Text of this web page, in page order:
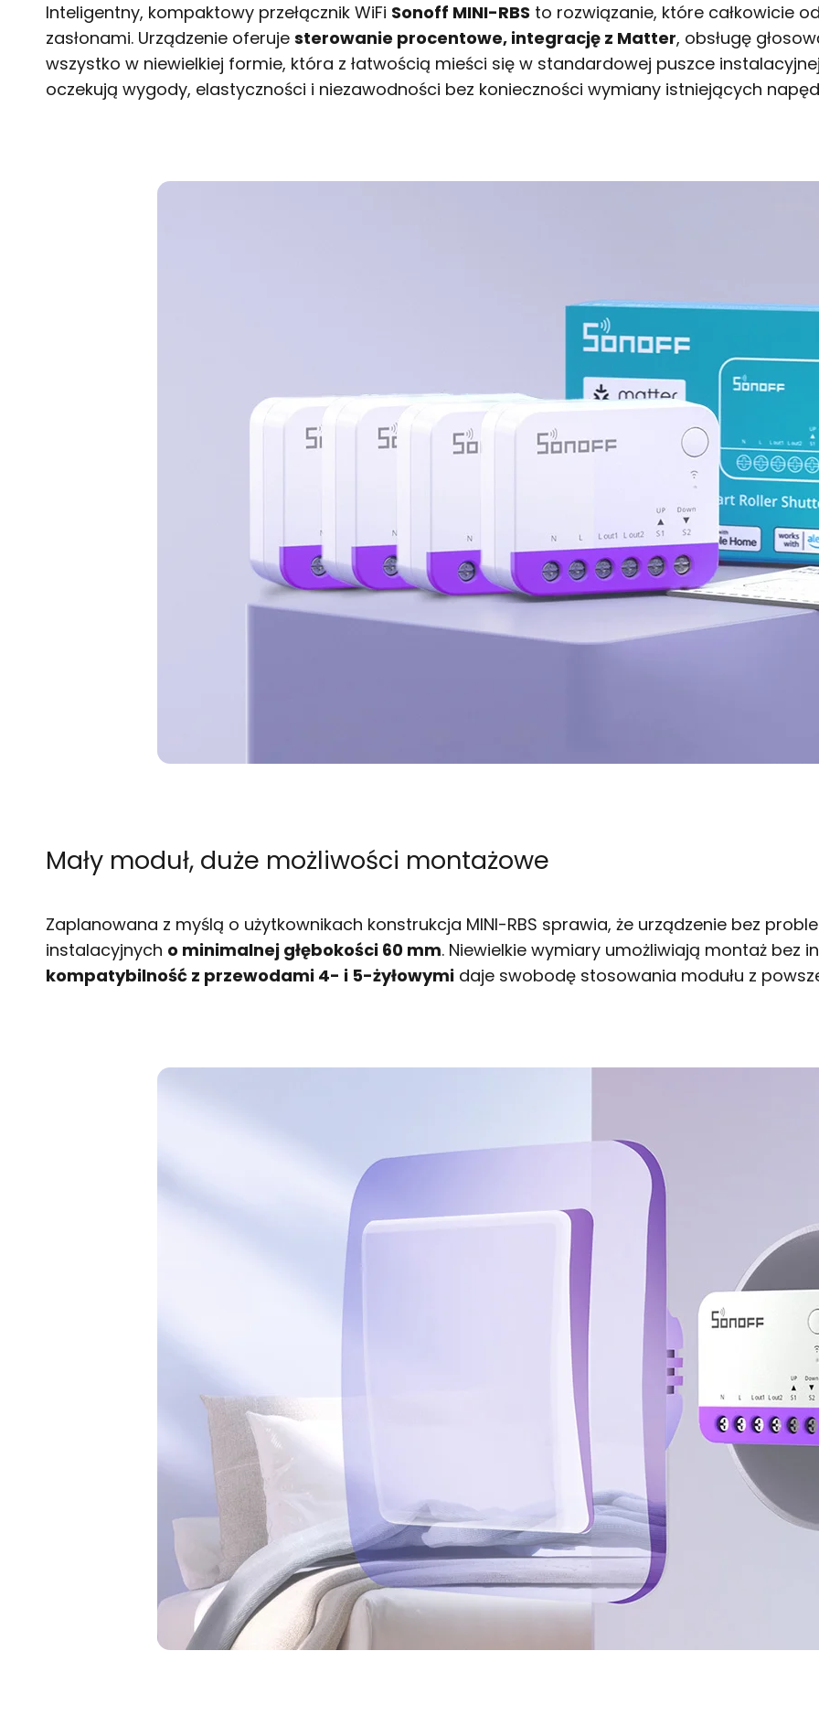
Inteligentny, kompaktowy przełącznik WiFi Sonoff MINI-RBS to rozwiązanie, które całkowicie
zasłonami. Urządzenie oferuje sterowanie procentowe, integrację z Matter, obsługę
wszystko w niewielkiej formie, która z łatwością mieści się w standardowej puszce
oczekują wygody, elastyczności i niezawodności bez konieczności wymiany istniejących
Mały moduł, duże możliwości montażowe
Zaplanowana z myślą o użytkownikach konstrukcja MINI-RBS sprawia, że urządzenie bez
instalacyjnych o minimalnej głębokości 60 mm. Niewielkie wymiary umożliwiają montaż bez
kompatybilność z przewodami 4- i 5-żyłowymi daje swobodę stosowania modułu z